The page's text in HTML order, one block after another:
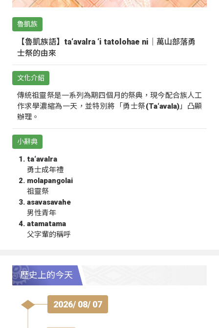
魯凱族
【魯凱族語】ta‘avalra ‘i tatolohae ni｜萬山部落勇
士祭的由來
文化介紹
傳統祖靈祭是一系列為期四個月的祭典，現今配合族人工
作求學濃縮為一天，並特別將「勇士祭(Ta‘avala)」凸顯
辦理。
小辭典
ta‘avalra
勇士成年禮
molapangolai
祖靈祭
asavasavahe
男性青年
atamatama
父字輩的稱呼
歷史上的今天
2026/ 08/ 07